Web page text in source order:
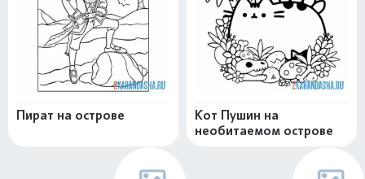
Пират на острове
Кот Пушин на
необитаемом острове